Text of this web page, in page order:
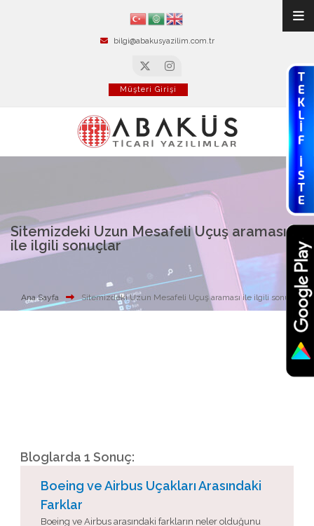
bilgi@abakusyazilim.com.tr
Müşteri Girişi
Sitemizdeki Uzun Mesafeli Uçuş araması
ile ilgili sonuçlar
Ana Sayfa Sitemizdeki Uzun Mesafeli Uçuş araması ile ilgili sonuçlar
Bloglarda 1 Sonuç:
Boeing ve Airbus Uçakları Arasındaki
Farklar
Boeing ve Airbus arasındaki farkların neler olduğunu